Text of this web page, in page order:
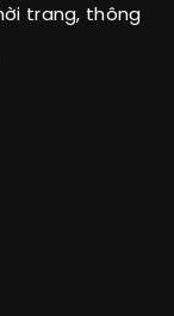
trang, thông